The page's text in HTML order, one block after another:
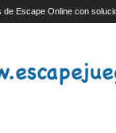
de Escape Online con